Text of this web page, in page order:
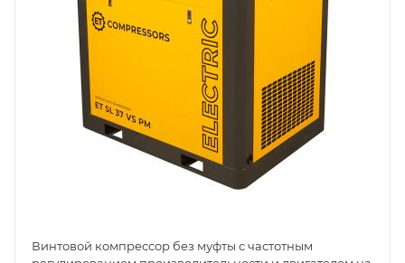
Винтовой компрессор без муфты с частотным